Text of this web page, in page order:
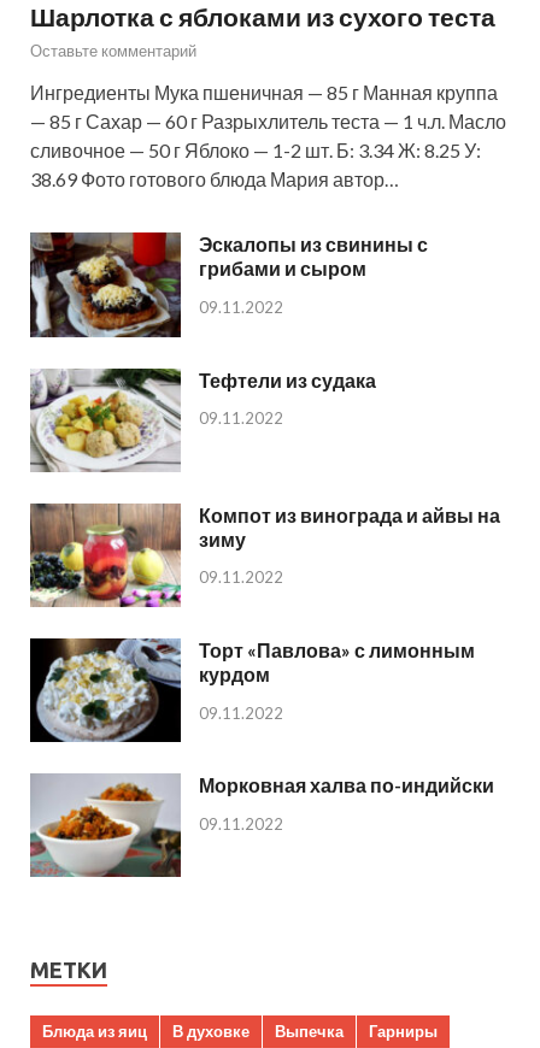
Шарлотка с яблоками из сухого теста
Оставьте комментарий
Ингредиенты Мука пшеничная — 85 г Манная круппа
— 85 г Сахар — 60 г Разрыхлитель теста — 1 ч.л. Масло
сливочное — 50 г Яблоко — 1-2 шт. Б: 3.34 Ж: 8.25 У:
38.69 Фото готового блюда Мария автор…
Эскалопы из свинины с
грибами и сыром
09.11.2022
Тефтели из судака
09.11.2022
Компот из винограда и айвы на
зиму
09.11.2022
Торт «Павлова» с лимонным
курдом
09.11.2022
Морковная халва по-индийски
09.11.2022
МЕТКИ
Блюда из яиц В духовке Выпечка
Гарниры